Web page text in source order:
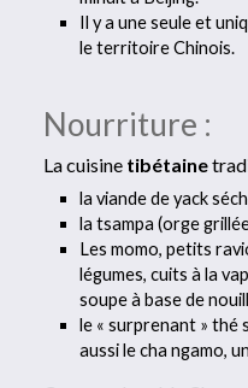
Il y a une seule et
le territoire Chinois.
Nourriture :
La cuisine tibétaine
la viande de yack
la tsampa (orge
Les momo, petits
légumes, cuits à la
soupe à base de
le « surprenant » thé
aussi le cha ngamo,